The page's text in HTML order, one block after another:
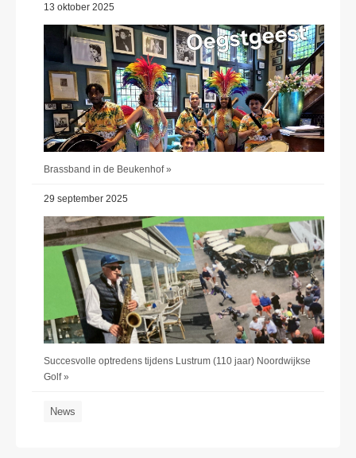
13 oktober 2025
Brassband in de Beukenhof »
29 september 2025
Succesvolle optredens tijdens Lustrum (110 jaar) Noordwijkse
Golf »
News